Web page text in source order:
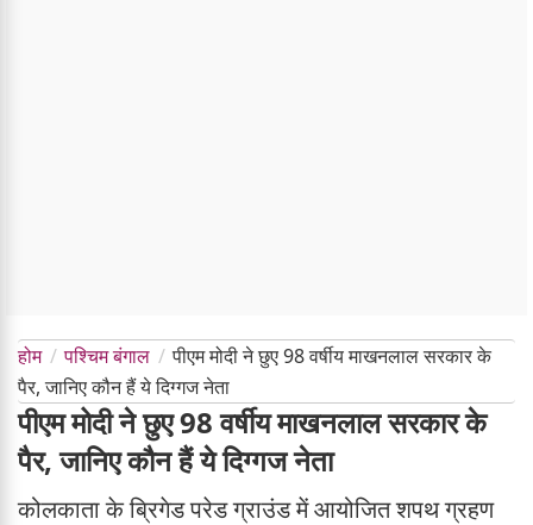
होम पश्चिम बंगाल
पीएम मोदी ने छुए 98 वर्षीय माखनलाल सरकार के
पैर, जानिए कौन हैं ये दिग्गज नेता
पीएम मोदी ने छुए 98 वर्षीय माखनलाल सरकार के
पैर, जानिए कौन हैं ये दिग्गज नेता
कोलकाता के ब्रिगेड परेड ग्राउंड में आयोजित शपथ ग्रहण